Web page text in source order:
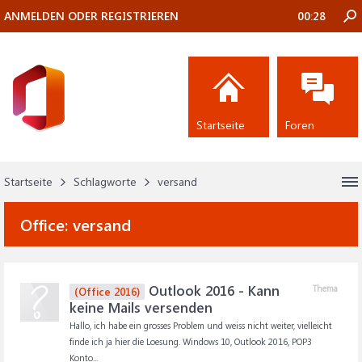
Startseite Schlagworte versand
Office: versand
Thema
(Office 2016)
Outlook 2016 - Kann
keine Mails versenden
Hallo, ich habe ein grosses Problem und weiss nicht weiter, vielleicht
finde ich ja hier die Loesung. Windows 10, Outlook 2016, POP3
Konto...
ANMELDEN ODER REGISTRIEREN 00:28
Startseite Foren